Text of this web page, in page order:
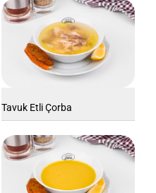
Tavuk Etli Çorba